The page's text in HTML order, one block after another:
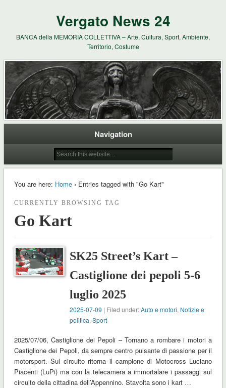
Vergato News 24
BANCA della MEMORIA COLLETTIVA – Arte, Cultura, Sport, Ambiente,
Territorio, Costume
Navigation
You are here: Home› Entries tagged with "Go Kart"
CURRENTLY BROWSING TAG
Go Kart
SK25 Street’s Kart –
Castiglione dei pepoli 5-6
luglio 2025
2025-07-09 | Filed under:Auto e motori, Notizie e
politica,Sport
2025/07/06, Castiglione dei Pepoli – Tornano a rombare i motori a
Castiglione dei Pepoli, da sempre centro pulsante di passione per il
motorsport. Sul circuito ritorna il campione di Motocross Luciano
Piacenti (LuPi) ma con la telecamera a immortalare i passaggi sul
circuito della cittadina dell’Appennino. Stavolta sono i kart …